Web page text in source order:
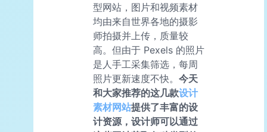
型网站，图片和视频素材
均由来自世界各地的摄影
师拍摄并上传，质量较
高。但由于 Pexels 的照片
是人手工采集筛选，每周
照片更新速度不快。 今天
和大家推荐的这几款设计
素材网站提供了丰富的设
计资源，设计师可以通过